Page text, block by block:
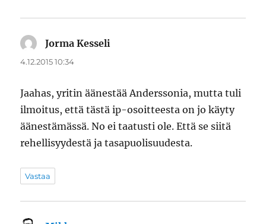
Jorma Kesseli
4.12.2015 10:34
Jaahas, yritin äänestää Anderssonia, mutta tuli
ilmoitus, että tästä ip-osoitteesta on jo käyty
äänestämässä. No ei taatusti ole. Että se siitä
rehellisyydestä ja tasapuolisuudesta.
Vastaa